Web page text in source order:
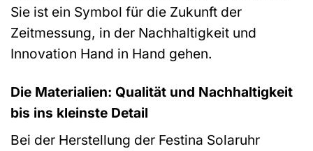
Sie ist ein Symbol für die Zukunft der
Zeitmessung, in der Nachhaltigkeit und
Innovation Hand in Hand gehen.
Die Materialien: Qualität und Nachhaltigkeit
bis ins kleinste Detail
Bei der Herstellung der Festina Solaruhr